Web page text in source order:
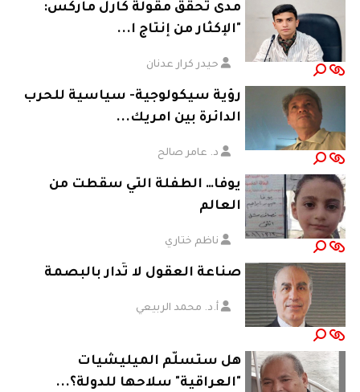
مدى تحقق مقولة كارل ماركس:
"الإكثار من إنتاج ا...
حيدر كرار عدنان
رؤية سيكولوجية- سياسية للحرب
الدائرة بين امريك...
د. عامر صالح
يوفا… الطفلة التي سقطت من
العالم
ناظم ختاري
صناعة العقول لا تُدار بالبصمة
أ.د. محمد الربيعي
هل ستسلّم الميليشيات
"العراقية" سلاحها للدولة؟...